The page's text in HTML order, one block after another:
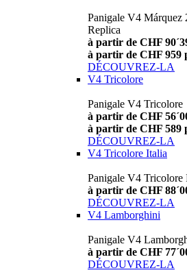
Panigale V4 Márquez
Replica
à partir de CHF
à partir de CHF 959
DÉCOUVREZ-LA
V4 Tricolore
Panigale V4 Tricolore
à partir de CHF
à partir de CHF 589
DÉCOUVREZ-LA
V4 Tricolore Italia
Panigale V4 Tricolore
à partir de CHF
DÉCOUVREZ-LA
V4 Lamborghini
Panigale V4
à partir de CHF
DÉCOUVREZ-LA